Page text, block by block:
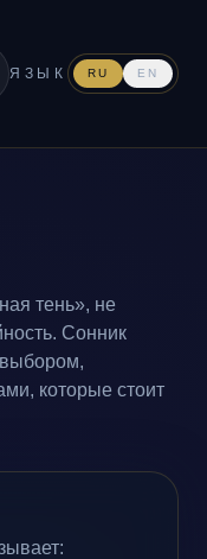
ЯЗЫК RU EN
тень», не
Сонник
которые стоит